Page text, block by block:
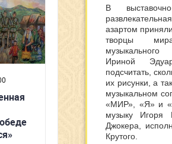
В
азартом
творцы
Ириной
подсчитать,
их рисунки, а
музыкальном
«МИР», «Я» и
музыку Игоря
Джокера,
Крутого.